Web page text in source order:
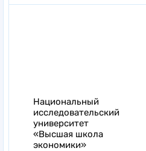
Национальный
исследовательский
университет
«Высшая школа
экономики»